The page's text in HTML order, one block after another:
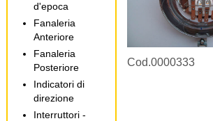
Cod.0000333
d'epoca
Fanaleria
Anteriore
Fanaleria
Posteriore
Indicatori di
direzione
Interruttori -